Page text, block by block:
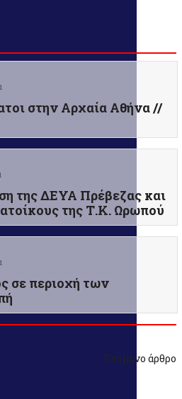
στην Αρχαία Αθήνα //
της ΔΕΥΑ Πρέβεζας και
της Τ.Κ. Ωρωπού
σε περιοχή των
Επόμενο άρθρο